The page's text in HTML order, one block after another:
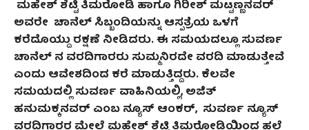
ಮಹೇಶ್ ಶೆಟ್ಟಿ ತಿಮರೋಡಿ ಹಾಗೂ ಗಿರೀಶ್ ಮಟ್ಟಣ್ಣನವರ್
ಅವರೇ ಚಾನೆಲ್ ಸಿಬ್ಬಂದಿಯನ್ನು ಆಸ್ಪತ್ರೆಯ ಒಳಗೆ
ಕರೆದೊಯ್ದು ರಕ್ಷಣೆ ನೀಡಿದರು. ಈ ಸಮಯದಲ್ಲೂ ಸುವರ್ಣ
ಚಾನೆಲ್ ನ ವರದಿಗಾರರು ಸುಮ್ಮನಿರದೇ ವರದಿ ಮಾಡುತ್ತೇವೆ
ಎಂದು ಆವೇಶದಿಂದ ಕರೆ ಮಾಡುತ್ತಿದ್ದರು. ಕೆಲವೇ
ಸಮಯದಲ್ಲಿ ಸುವರ್ಣ ವಾಹಿನಿಯಲ್ಲಿ, ಅಜಿತ್
ಹನುಮಕ್ಕನವರ್ ಎಂಬ ನ್ಯೂಸ್ ಆಂಕರ್, ಸುವರ್ಣ ನ್ಯೂಸ್